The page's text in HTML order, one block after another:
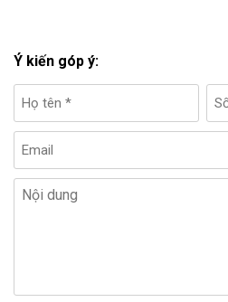
Ý kiến góp ý: